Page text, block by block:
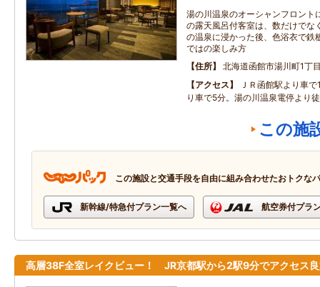
湯の川温泉のオーシャンフロント
の露天風呂付客室は、数だけでな
の温泉に浸かった後、色浴衣で鉄
ではの楽しみ方
住所
北海道函館市湯川町1丁
アクセス
ＪＲ函館駅より車
り車で5分。湯の川温泉電停より
この施
この施設と交通手段を自由に組み合わせたおトクな
新幹線/特急付プラン一覧へ 航空券付プラ
高層38F全室レイクビュー！ JR京都駅から2駅9分でアクセス